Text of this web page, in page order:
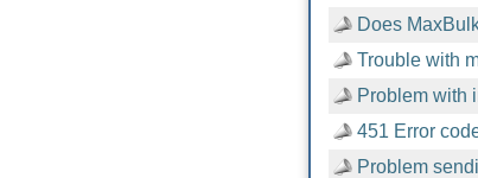
Does
Trouble with
Problem with
451 Error
Problem